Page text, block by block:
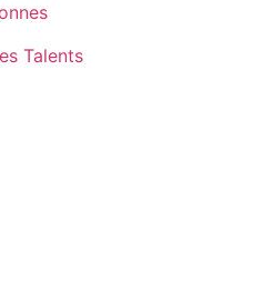
Talents